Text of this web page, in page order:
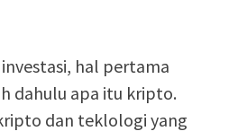
hal pertama
dahulu apa itu kripto.
dan teklologi yang